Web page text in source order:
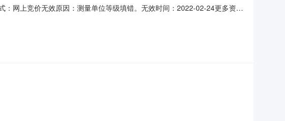
网上竞价无效原因：测量单位等级填错。无效时间：2022-02-24更多资讯